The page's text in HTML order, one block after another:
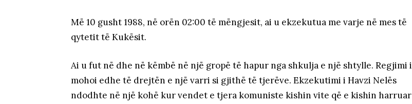
Më 10 gusht 1988, në orën 02:00 të mëngjesit, ai u ekzekutua me varje në mes të
qytetit të Kukësit.
Ai u fut në dhe në këmbë në një gropë të hapur nga shkulja e një shtylle. Regjimi i
mohoi edhe të drejtën e një varri si gjithë të tjerëve. Ekzekutimi i Havzi Nelës
ndodhte në një kohë kur vendet e tjera komuniste kishin vite që e kishin harruar